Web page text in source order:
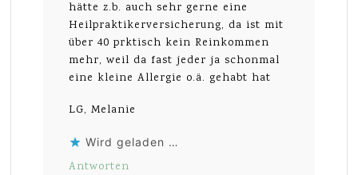
hätte z.b. auch sehr gerne eine
Heilpraktikerversicherung, da ist mit
über 40 prktisch kein Reinkommen
mehr, weil da fast jeder ja schonmal
eine kleine Allergie o.ä. gehabt hat
LG, Melanie
Wird geladen …
Antworten